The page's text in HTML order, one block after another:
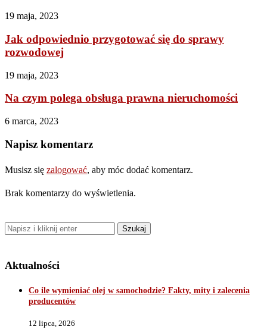
19 maja, 2023
Jak odpowiednio przygotować się do sprawy
rozwodowej
19 maja, 2023
Na czym polega obsługa prawna nieruchomości
6 marca, 2023
Napisz komentarz
Musisz się zalogować, aby móc dodać komentarz.
Brak komentarzy do wyświetlenia.
Aktualności
Co ile wymieniać olej w samochodzie? Fakty, mity i zalecenia
producentów
12 lipca, 2026